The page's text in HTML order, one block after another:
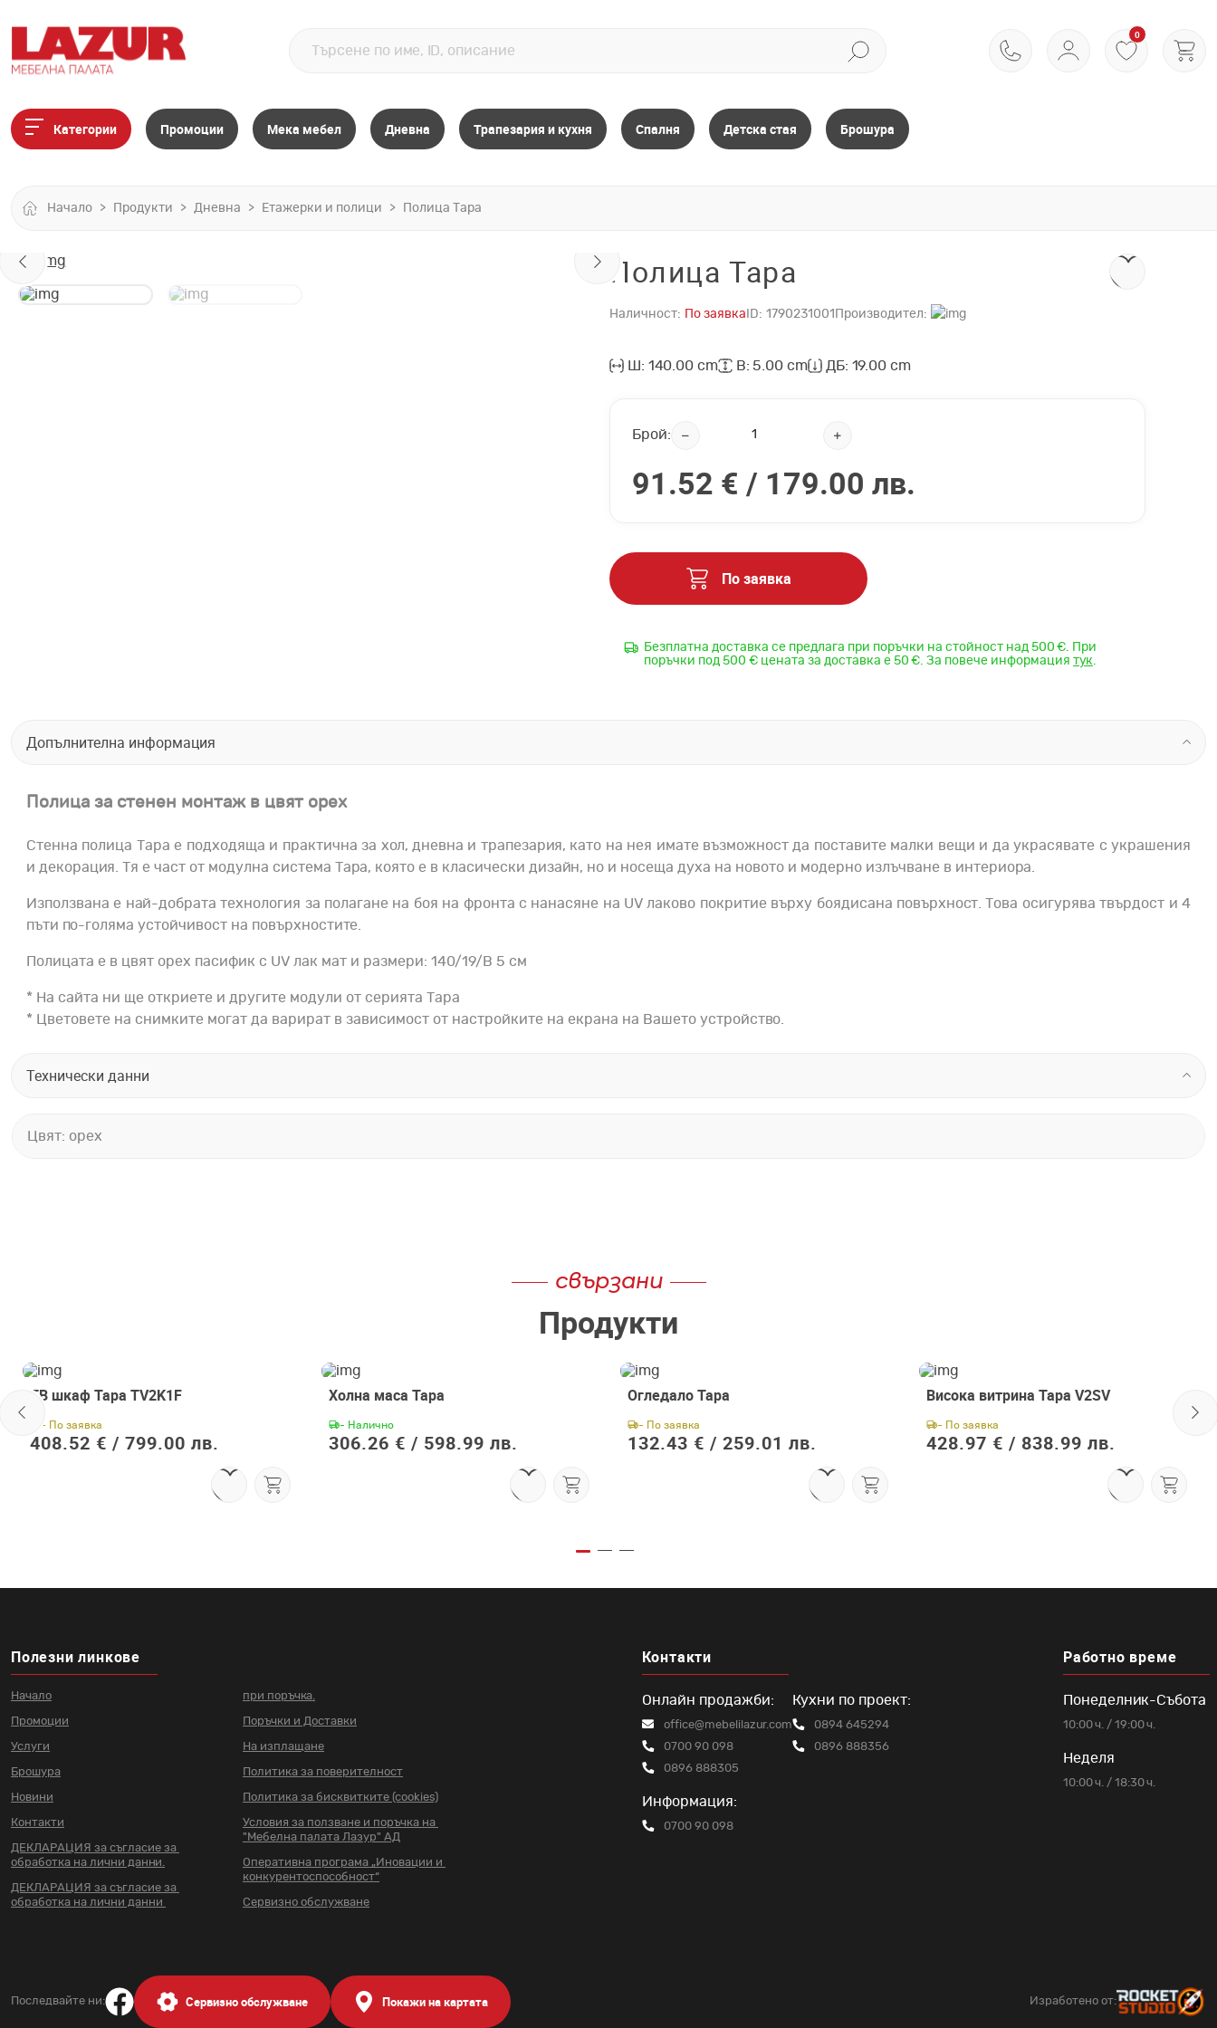
0
Категории Промоции Мека мебел Дневна Трапезария и кухня Спалня Детска стая Брошура
Начало Продукти Дневна Етажерки и полици Полица Тара
Полица Тара
Наличност: По заявка ID: 1790231001 Производител:
Ш: 140.00 cm В: 5.00 cm ДБ: 19.00 cm
Брой:
91.52 € / 179.00 лв.
По заявка
Безплатна доставка се предлага при поръчки на стойност над 500 €. При
поръчки под 500 € цената за доставка е 50 €. За повече информация тук
Допълнителна информация
Полица за стенен монтаж в цвят орех
Стенна полица Тара е подходяща и практична за хол, дневна и трапезария, като на нея имате възможност да поставите малки вещи и да украсявате с украшения
и декорация. Тя е част от модулна система Тара, която е в класически дизайн, но и носеща духа на новото и модерно излъчване в интериора.
Използвана е най-добрата технология за полагане на боя на фронта с нанасяне на UV лаково покритие върху боядисана повърхност. Това осигурява твърдост и 4
пъти по-голяма устойчивост на повърхностите.
Полицата е в цвят орех пасифик с UV лак мат и размери: 140/19/В 5 см
* На сайта ни ще откриете и другите модули от серията Тара
* Цветовете на снимките могат да варират в зависимост от настройките на екрана на Вашето устройство.
Технически данни
Цвят: орех
свързани
Продукти
ТВ шкаф Тара TV2K1F
- По заявка
408.52 € / 799.00 лв.
Холна маса Тара
- Налично
306.26 € / 598.99 лв.
Огледало Тара
- По заявка
132.43 € / 259.01 лв.
Висока витрина Тара V2SV
- По заявка
428.97 € / 838.99 лв.
Полезни линкове
Начало
Промоции
Услуги
Брошура
Новини
Контакти
ДЕКЛАРАЦИЯ за съгласие за
обработка на лични данни.
ДЕКЛАРАЦИЯ за съгласие за
обработка на лични данни
при поръчка.
Поръчки и Доставки
На изплащане
Политика за поверителност
Политика за бисквитките (cookies)
Условия за ползване и поръчка на
"Мебелна палата Лазур" АД
Оперативна програма „Иновации и
конкурентоспособност“
Сервизно обслужване
Контакти
Онлайн продажби:
office@mebelilazur.com
0700 90 098
0896 888305
Информация:
0700 90 098
Кухни по проект:
0894 645294
0896 888356
Работно време
Понеделник-Събота
10:00 ч. / 19:00 ч.
Неделя
10:00 ч. / 18:30 ч.
Последвайте ни: Сервизно обслужване Покажи на картата Изработено от: